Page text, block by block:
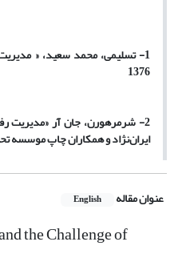
1- تسلیمی، محمد سعید، «
1376
2- شرمرهورن، جان آر «مدیریت
ایران‌نژاد و همکاران چاپ موسسه
عنوان مقاله English
the Challenge of